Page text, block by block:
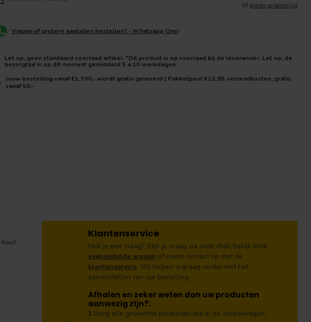
Of plaats op bestellijst
Vragen of grotere aantallen bestellen? - Whatsapp Ons!
Let op, geen standaard voorraad artikel. *Dit product is op voorraad bij de leverancier. Let op, de
bezorgtijd is op dit moment gemiddeld 5 a 10 werkdagen.
Jouw bestelling vanaf €1.700,- wordt gratis geleverd | Pakketpost €12,95 verzendkosten, gratis
vanaf 50,-
hout
Klantenservice
Heb je een vraag? Stel je vraag via onze chat, bekijk onze
veelgestelde vragen of neem contact op met de
klantenservice. Wij helpen u graag verder met het
samenstellen van uw bestelling.
Afhalen en zeker weten dan uw producten
aanwezig zijn?:
1.Voeg alle gewenste producten toe in de winkelwagen.